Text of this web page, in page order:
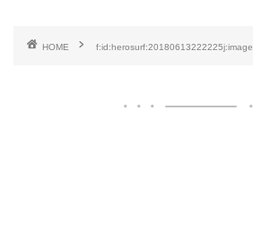
HOME f:id:herosurf:20180613222225j:image